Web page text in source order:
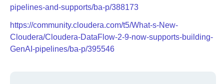
pipelines-and-supports/ba-p/388173
https://community.cloudera.com/t5/What-s-New-
Cloudera/Cloudera-DataFlow-2-9-now-supports-building-
GenAI-pipelines/ba-p/395546